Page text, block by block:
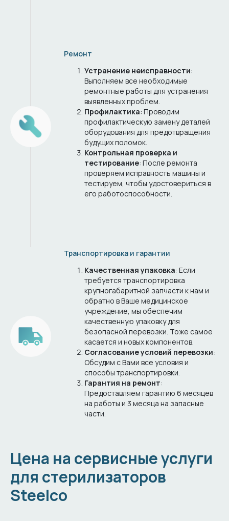
Ремонт
Устранение неисправности:
Выполняем все необходимые
ремонтные работы для устранения
выявленных проблем.
Профилактика: Проводим
профилактическую замену деталей
оборудования для предотвращения
будущих поломок.
Контрольная проверка и
тестирование: После ремонта
проверяем исправность машины и
тестируем, чтобы удостовериться в
его работоспособности.
Транспортировка и гарантии
Качественная упаковка: Если
требуется транспортировка
крупногабаритной запчасти к нам и
обратно в Ваше медицинское
учреждение, мы обеспечим
качественную упаковку для
безопасной перевозки. Тоже самое
касается и новых компонентов.
Согласование условий перевозки:
Обсудим с Вами все условия и
способы транспортировки.
Гарантия на ремонт:
Предоставляем гарантию 6 месяцев
на работы и 3 месяца на запасные
части.
Цена на сервисные услуги
для стерилизаторов
Steelco